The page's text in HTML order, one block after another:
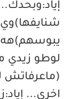
يبوسهم)هه
لوطو زيدي
(ماعرفاتش
اخرى...